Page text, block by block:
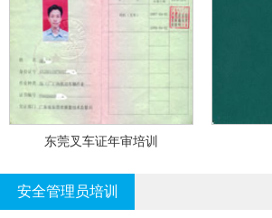
东莞叉车证年审培训
安全管理员培训